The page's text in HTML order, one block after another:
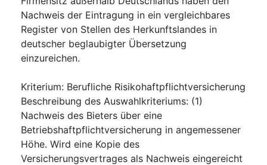
Nachweis der Eintragung in ein vergleichbares
Register von Stellen des Herkunftslandes in
deutscher beglaubigter Übersetzung
einzureichen.
Kriterium: Berufliche Risikohaftpflichtversicherung
Beschreibung des Auswahlkriteriums: (1)
Nachweis des Bieters über eine
Betriebshaftpflichtversicherung in angemessener
Höhe. Wird eine Kopie des
Versicherungsvertrages als Nachweis eingereicht